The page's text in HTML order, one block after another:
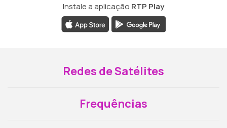
Instale a aplicação RTP Play
Redes de Satélites
Frequências